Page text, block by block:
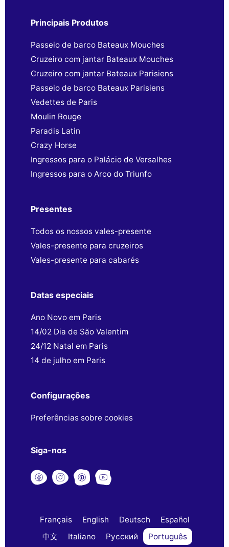
Principais Produtos
Passeio de barco Bateaux Mouches
Cruzeiro com jantar Bateaux Mouches
Cruzeiro com jantar Bateaux Parisiens
Passeio de barco Bateaux Parisiens
Vedettes de Paris
Moulin Rouge
Paradis Latin
Crazy Horse
Ingressos para o Palácio de Versalhes
Ingressos para o Arco do Triunfo
Presentes
Todos os nossos vales-presente
Vales-presente para cruzeiros
Vales-presente para cabarés
Datas especiais
Ano Novo em Paris
14/02 Dia de São Valentim
24/12 Natal em Paris
14 de julho em Paris
Configurações
Preferências sobre cookies
Siga-nos
Français English Deutsch
Español
中文
Italiano Русский Português